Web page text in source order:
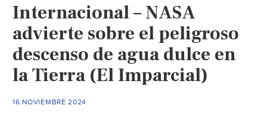
el
en
combustible
para
cohetes
Internacional – NASA
advierte sobre el peligroso
descenso de agua dulce en
la Tierra (El Imparcial)
16 NOVIEMBRE 2024